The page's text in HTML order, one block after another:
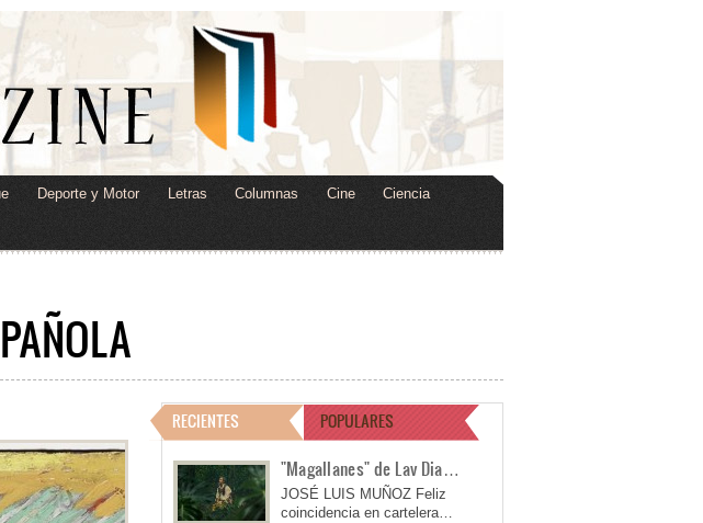
Deporte y Motor Letras Columnas Cine Ciencia
RECIENTES POPULARES
"Magallanes" de Lav Dia…
JOSÉ LUIS MUÑOZ Feliz
coincidencia en cartelera…